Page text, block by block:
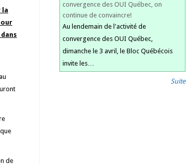
la
de
convergence des OUI Québec, on
continue de convaincre!
Au lendemain de l'activité de
convergence des OUI Québec,
dimanche le 3 avril, le Bloc Québécois
invite les…
Suite